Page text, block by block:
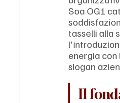
Soa OG1
tasselli alla
energia
slogan
Il